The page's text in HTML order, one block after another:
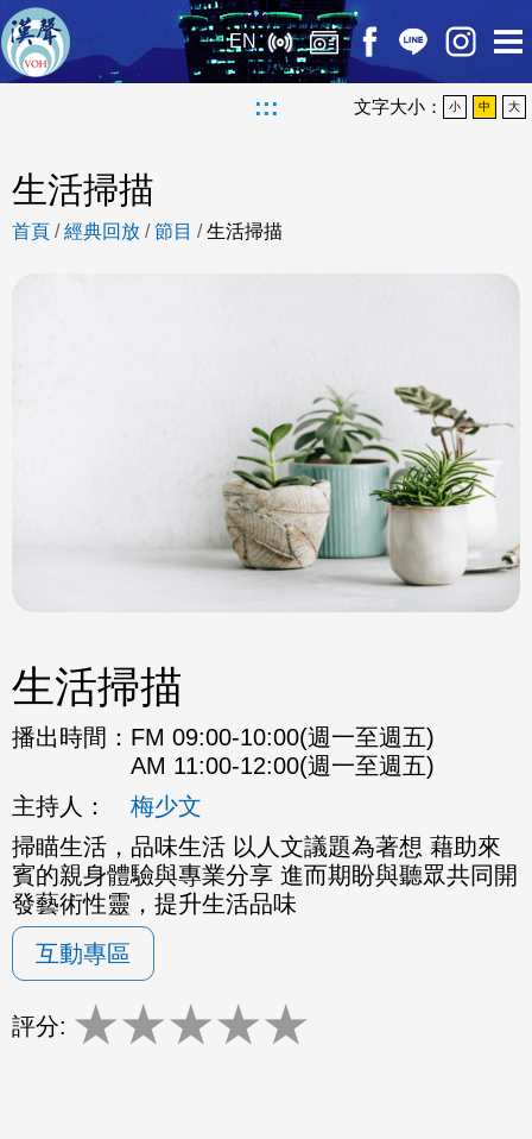
EN
::: 文字大小： 小 中 大
生活掃描
首頁 /經典回放 /節目 /生活掃描
生活掃描
播出時間： FM 09:00-10:00(週一至週五)
AM 11:00-12:00(週一至週五)
主持人：
梅少文
掃瞄生活，品味生活 以人文議題為著想 藉助來
賓的親身體驗與專業分享 進而期盼與聽眾共同開
發藝術性靈，提升生活品味
互動專區
評分: ★★★★★